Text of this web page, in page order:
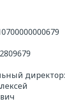
директор: